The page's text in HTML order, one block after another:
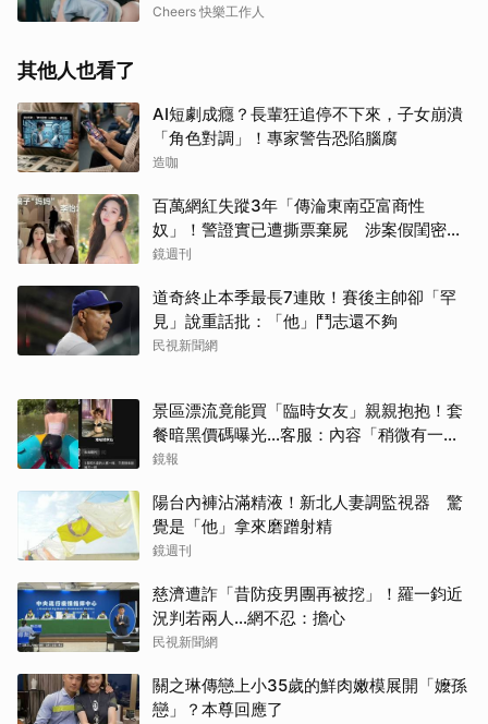
歸獲金曲獎，洪佩瑜：「我這輩子應該都想
Cheers 快樂工作人
其他人也看了
AI短劇成癮？長輩狂追停不下來，子女崩潰
「角色對調」！專家警告恐陷腦腐
造咖
百萬網紅失蹤3年「傳淪東南亞富商性
奴」！警證實已遭撕票棄屍 涉案假閨密近
況曝光
鏡週刊
道奇終止本季最長7連敗！賽後主帥卻「罕
見」說重話批：「他」鬥志還不夠
民視新聞網
景區漂流竟能買「臨時女友」親親抱抱！套
餐暗黑價碼曝光…客服：內容「稍微有一點
尺度」
鏡報
陽台內褲沾滿精液！新北人妻調監視器 驚
覺是「他」拿來磨蹭射精
鏡週刊
慈濟遭詐「昔防疫男團再被挖」！羅一鈞近
況判若兩人…網不忍：擔心
民視新聞網
關之琳傳戀上小35歲的鮮肉嫩模展開「嬤孫
戀」？本尊回應了